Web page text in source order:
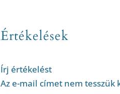
Értékelések
Írj értékelést
Az e-mail címet nem tesszük